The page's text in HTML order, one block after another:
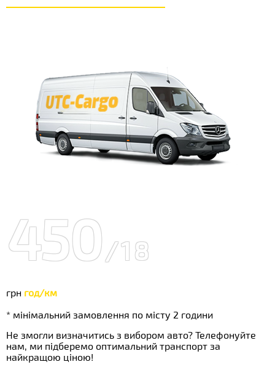
450/18
грн год/км
* мінімальний замовлення по місту 2 години
Не змогли визначитись з вибором авто? Телефонуйте
нам, ми підберемо оптимальний транспорт за
найкращою ціною!